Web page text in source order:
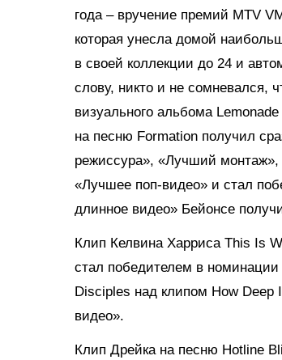
года – вручение премий MTV
которая унесла домой
в своей коллекции до 24 и
слову, никто и не сомневался,
визуального альбома
на песню Formation получил
режиссура», «Лучший монтаж»,
«Лучшее поп-видео» и стал
длинное видео» Бейонсе
Клип Келвина Харриса This Is
стал победителем в
Disciples над клипом How Deep
видео».
Клип Дрейка на песню Hotline